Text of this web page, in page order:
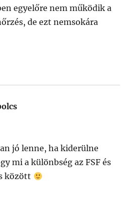
egyelőre nem működik a
de ezt nemsokára
jó lenne, ha kiderülne
mi a különbség az FSF és
között